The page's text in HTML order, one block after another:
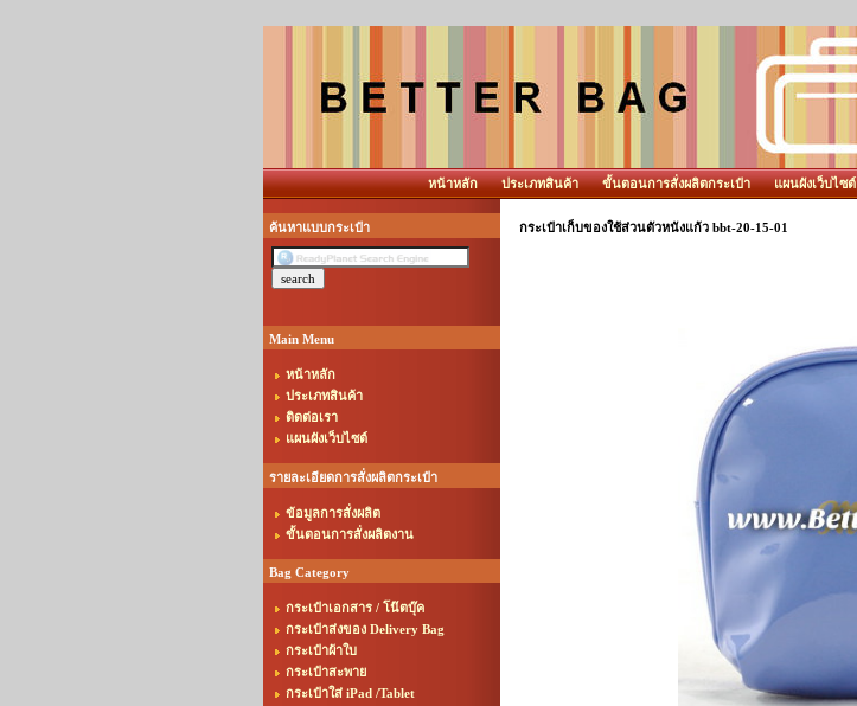
หน้าหลัก ประเภทสินค้า ขั้นตอนการสั่งผลิตกระเป๋า แผนผังเว็บไซต์
ค้นหาแบบกระเป๋า
Main Menu
หน้าหลัก
ประเภทสินค้า
ติดต่อเรา
แผนผังเว็บไซต์
รายละเอียดการสั่งผลิตกระเป๋า
ข้อมูลการสั่งผลิต
ขั้นตอนการสั่งผลิตงาน
Bag Category
กระเป๋าเอกสาร / โน๊ตบุ๊ค
กระเป๋าส่งของ Delivery Bag
กระเป๋าผ้าใบ
กระเป๋าสะพาย
กระเป๋าใส่ iPad /Tablet
กระเป๋าเก็บของใช้ส่วนตัวหนังแก้ว bbt-20-15-01